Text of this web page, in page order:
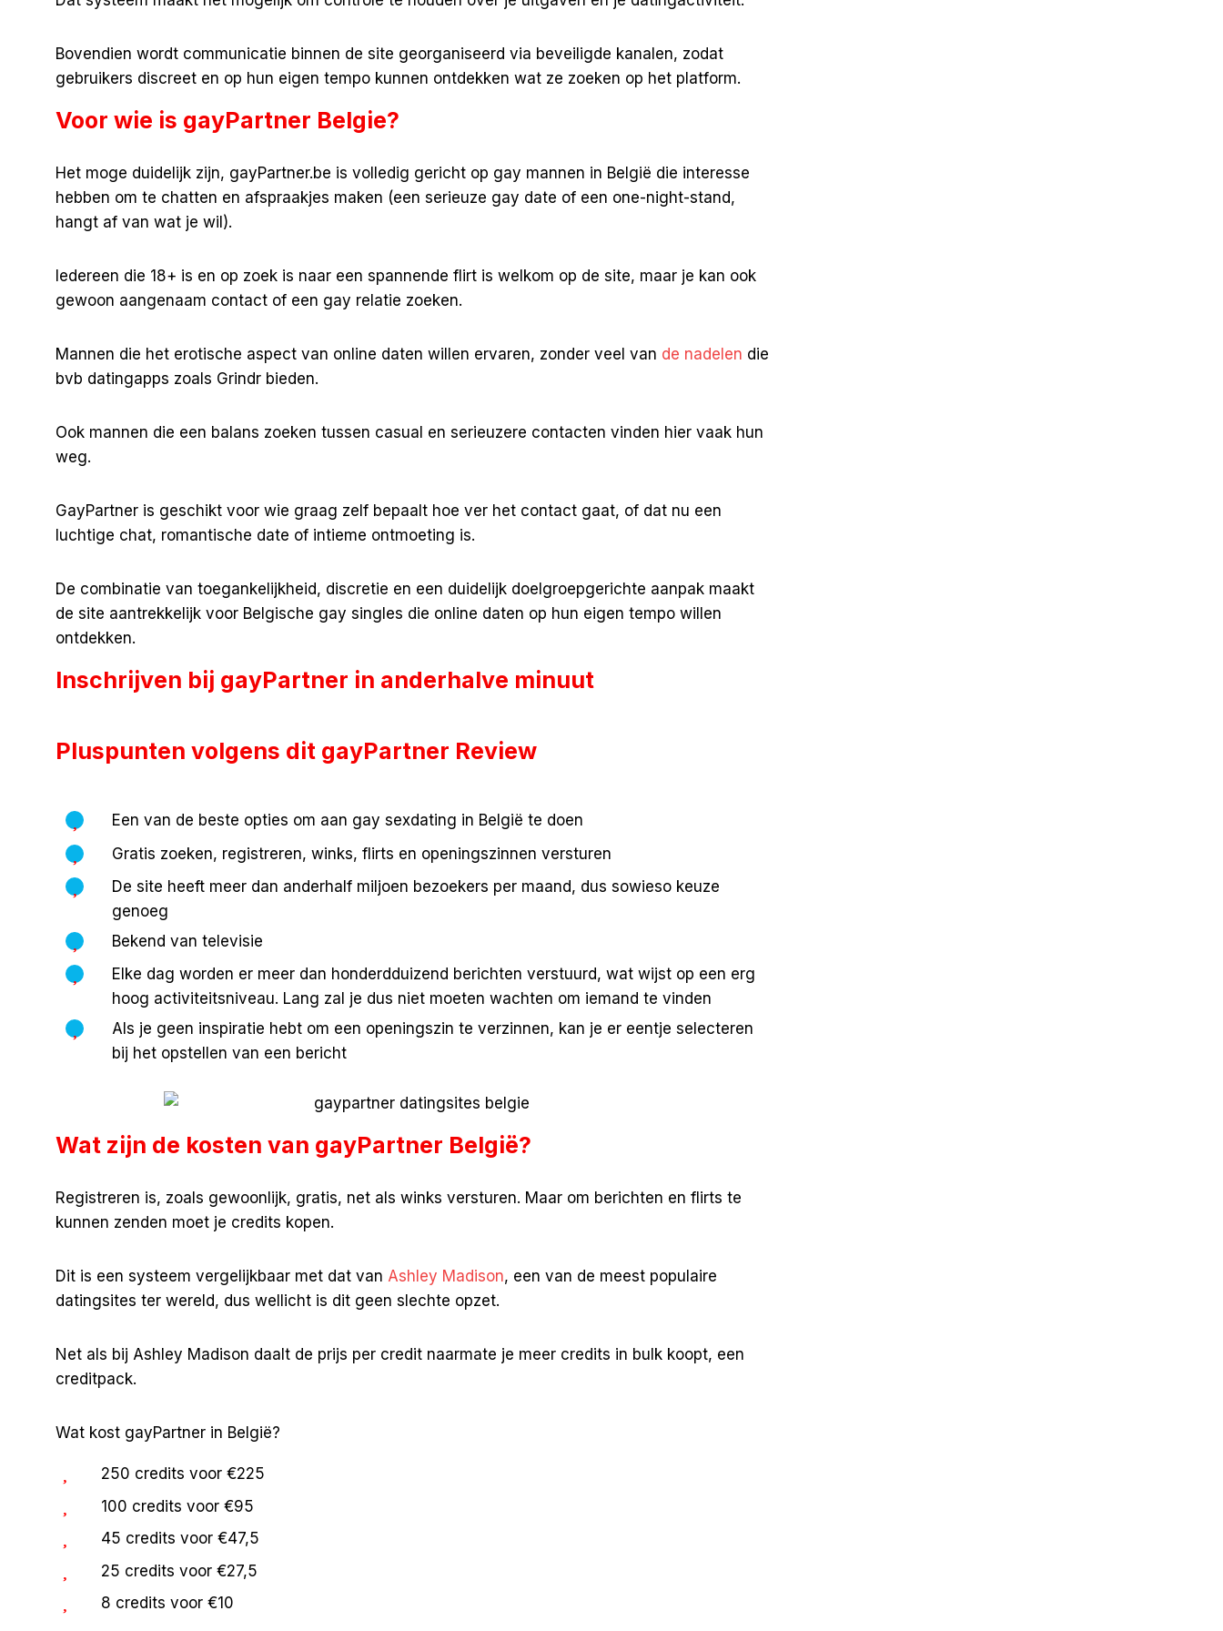
Bovendien wordt communicatie binnen de site georganiseerd via beveiligde kanalen, zodat
gebruikers discreet en op hun eigen tempo kunnen ontdekken wat ze zoeken op het platform.
Voor wie is gayPartner Belgie?
Het moge duidelijk zijn, gayPartner.be is volledig gericht op gay mannen in België die interesse
hebben om te chatten en afspraakjes maken (een serieuze gay date of een one-night-stand,
hangt af van wat je wil).
Iedereen die 18+ is en op zoek is naar een spannende flirt is welkom op de site, maar je kan ook
gewoon aangenaam contact of een gay relatie zoeken.
Mannen die het erotische aspect van online daten willen ervaren, zonder veel van de nadelen die
bvb datingapps zoals Grindr bieden.
Ook mannen die een balans zoeken tussen casual en serieuzere contacten vinden hier vaak hun
weg.
GayPartner is geschikt voor wie graag zelf bepaalt hoe ver het contact gaat, of dat nu een
luchtige chat, romantische date of intieme ontmoeting is.
De combinatie van toegankelijkheid, discretie en een duidelijk doelgroepgerichte aanpak maakt
de site aantrekkelijk voor Belgische gay singles die online daten op hun eigen tempo willen
ontdekken.
Inschrijven bij gayPartner in anderhalve minuut
Pluspunten volgens dit gayPartner Review
Een van de beste opties om aan gay sexdating in België te doen
Gratis zoeken, registreren, winks, flirts en openingszinnen versturen
De site heeft meer dan anderhalf miljoen bezoekers per maand, dus sowieso keuze
genoeg
Bekend van televisie
Elke dag worden er meer dan honderdduizend berichten verstuurd, wat wijst op een erg
hoog activiteitsniveau. Lang zal je dus niet moeten wachten om iemand te vinden
Als je geen inspiratie hebt om een openingszin te verzinnen, kan je er eentje selecteren
bij het opstellen van een bericht
Wat zijn de kosten van gayPartner België?
Registreren is, zoals gewoonlijk, gratis, net als winks versturen. Maar om berichten en flirts te
kunnen zenden moet je credits kopen.
Dit is een systeem vergelijkbaar met dat van Ashley Madison, een van de meest populaire
datingsites ter wereld, dus wellicht is dit geen slechte opzet.
Net als bij Ashley Madison daalt de prijs per credit naarmate je meer credits in bulk koopt, een
creditpack.
Wat kost gayPartner in België?
250 credits voor €225
100 credits voor €95
45 credits voor €47,5
25 credits voor €27,5
8 credits voor €10